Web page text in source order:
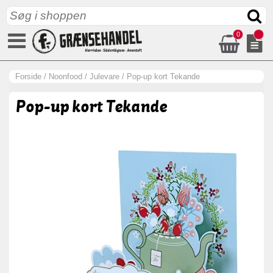
0
Forside / Noonfood / Julevare / Pop-up kort Tekande
Pop-up kort Tekande